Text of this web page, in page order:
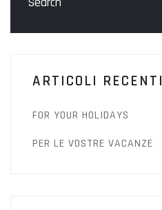
ARTICOLI RECENTI
FOR YOUR HOLIDAYS
PER LE VOSTRE VACANZE